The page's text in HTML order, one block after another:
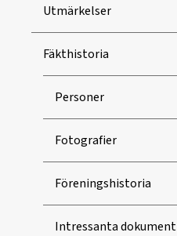
Utmärkelser
Fäkthistoria
Personer
Fotografier
Föreningshistoria
Intressanta dokument